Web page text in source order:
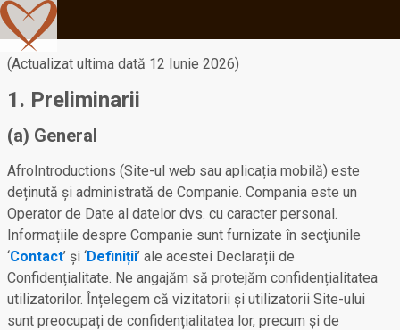
(Actualizat ultima dată 12 Iunie 2026)
1. Preliminarii
(a) General
AfroIntroductions (Site-ul web sau aplicația mobilă) este
deținută și administrată de Companie. Compania este un
Operator de Date al datelor dvs. cu caracter personal.
Informațiile despre Companie sunt furnizate în secţiunile
‘Contact’ şi ‘Definiții’ ale acestei Declarații de
Confidențialitate. Ne angajăm să protejăm confidențialitatea
utilizatorilor. Înțelegem că vizitatorii și utilizatorii Site-ului
sunt preocupați de confidențialitatea lor, precum și de